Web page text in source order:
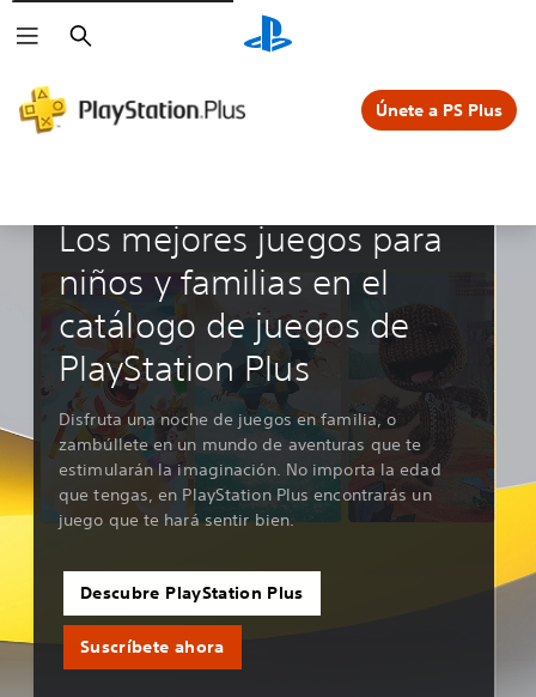
Buscar
Únete a PS Plus
Los mejores juegos para
niños y familias en el
catálogo de juegos de
PlayStation Plus
Disfruta una noche de juegos en familia, o
zambúllete en un mundo de aventuras que te
estimularán la imaginación. No importa la edad
que tengas, en PlayStation Plus encontrarás un
juego que te hará sentir bien.
Descubre PlayStation Plus
Suscríbete ahora